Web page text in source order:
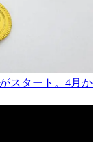
スタート。4月か